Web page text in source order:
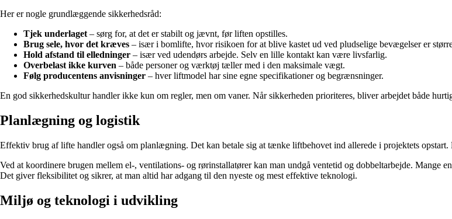
Her er nogle grundlæggende sikkerhedsråd:
Tjek underlaget – sørg for, at det er stabilt og jævnt, før liften opstilles.
Brug sele, hvor det kræves – især i bomlifte, hvor risikoen for at blive kastet ud ved pludselige bevægelser er
Hold afstand til elledninger – især ved udendørs arbejde. Selv en lille kontakt kan være livsfarlig.
Overbelast ikke kurven – både personer og værktøj tæller med i den maksimale vægt.
Følg producentens anvisninger – hver liftmodel har sine egne specifikationer og begrænsninger.
En god sikkerhedskultur handler ikke kun om regler, men om vaner. Når sikkerheden prioriteres, bliver arbejdet både
Planlægning og logistik
Effektiv brug af lifte handler også om planlægning. Det kan betale sig at tænke liftbehovet ind allerede i projektets
Ved at koordinere brugen mellem el-, ventilations- og rørinstallatører kan man undgå ventetid og dobbeltarbejde. Mange
Det giver fleksibilitet og sikrer, at man altid har adgang til den nyeste og mest effektive teknologi.
Miljø og teknologi i udvikling